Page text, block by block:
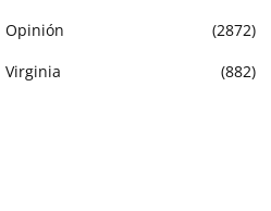
Opinión
(2872)
Virginia
(882)